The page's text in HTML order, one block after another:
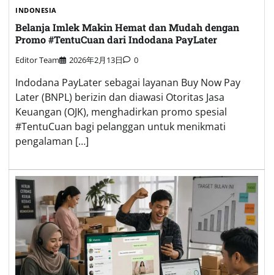
INDONESIA
Belanja Imlek Makin Hemat dan Mudah dengan
Promo #TentuCuan dari Indodana PayLater
Editor Team 2026年2月13日 0
Indodana PayLater sebagai layanan Buy Now Pay
Later (BNPL) berizin dan diawasi Otoritas Jasa
Keuangan (OJK), menghadirkan promo spesial
#TentuCuan bagi pelanggan untuk menikmati
pengalaman […]